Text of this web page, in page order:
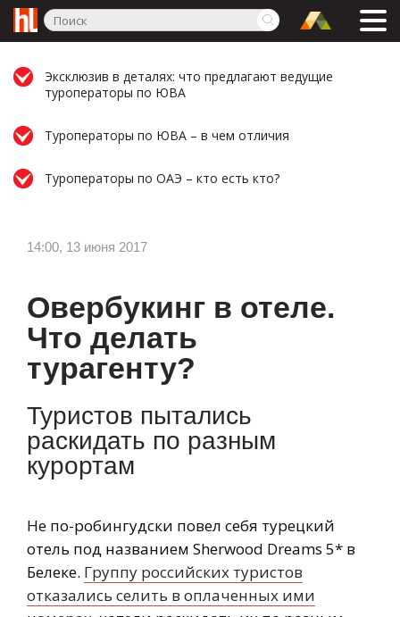
Эксклюзив в деталях: что предлагают ведущие
туроператоры по ЮВА
Туроператоры по ЮВА – в чем отличия
Туроператоры по ОАЭ – кто есть кто?
14:00, 13 июня 2017
Овербукинг в отеле.
Что делать
турагенту?
Туристов пытались
раскидать по разным
курортам
Не по-робингудски повел себя турецкий
отель под названием Sherwood Dreams 5* в
Белеке. Группу российских туристов
отказались селить в оплаченных ими